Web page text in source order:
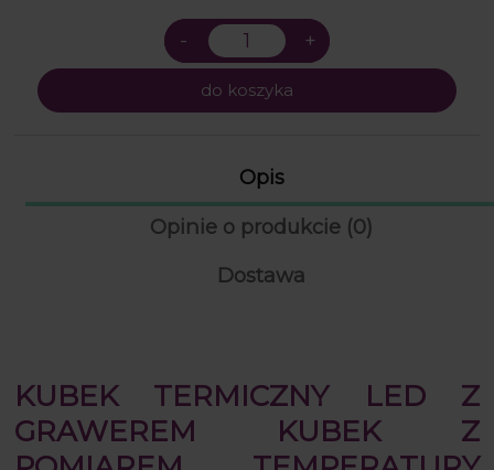
do koszyka
Opis
Opinie o produkcie (0)
Dostawa
KUBEK TERMICZNY LED Z
GRAWEREM KUBEK Z